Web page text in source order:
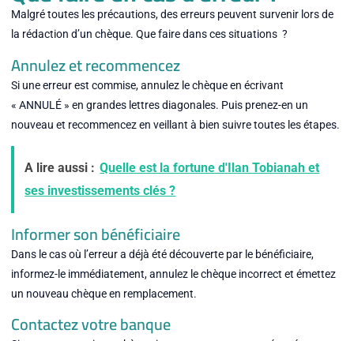
Malgré toutes les précautions, des erreurs peuvent survenir lors de
la rédaction d’un chèque. Que faire dans ces situations ?
Annulez et recommencez
Si une erreur est commise, annulez le chèque en écrivant
« ANNULÉ » en grandes lettres diagonales. Puis prenez-en un
nouveau et recommencez en veillant à bien suivre toutes les étapes.
A lire aussi : Quelle est la fortune d'Ilan Tobianah et
ses investissements clés ?
Informer son bénéficiaire
Dans le cas où l’erreur a déjà été découverte par le bénéficiaire,
informez-le immédiatement, annulez le chèque incorrect et émettez
un nouveau chèque en remplacement.
Contactez votre banque